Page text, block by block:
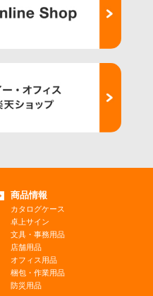
商品情報
カタログケース
卓上サイン
文具・事務用品
店舗用品
オフィス用品
梱包・作業用品
防災用品